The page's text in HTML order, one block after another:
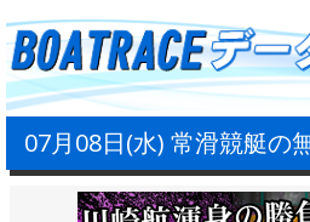
07月08日(水) 常滑競艇の